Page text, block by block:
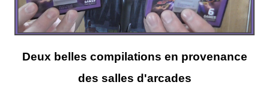
Deux belles compilations en provenance
des salles d'arcades